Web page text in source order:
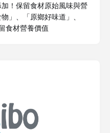
！保留食材原始風味與營
」、「原鄉好味道」、
食材營養價值